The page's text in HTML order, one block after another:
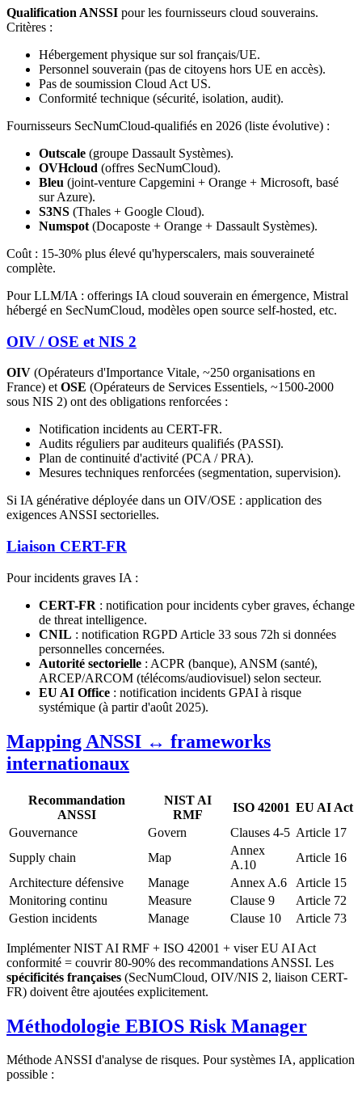
Qualification ANSSI pour les fournisseurs cloud souverains.
Critères :
Hébergement physique sur sol français/UE.
Personnel souverain (pas de citoyens hors UE en accès).
Pas de soumission Cloud Act US.
Conformité technique (sécurité, isolation, audit).
Fournisseurs SecNumCloud-qualifiés en 2026 (liste évolutive) :
Outscale (groupe Dassault Systèmes).
OVHcloud (offres SecNumCloud).
Bleu (joint-venture Capgemini + Orange + Microsoft, basé
sur Azure).
S3NS (Thales + Google Cloud).
Numspot (Docaposte + Orange + Dassault Systèmes).
Coût : 15-30% plus élevé qu'hyperscalers, mais souveraineté
complète.
Pour LLM/IA : offerings IA cloud souverain en émergence, Mistral
hébergé en SecNumCloud, modèles open source self-hosted, etc.
OIV / OSE et NIS 2
OIV (Opérateurs d'Importance Vitale, ~250 organisations en
France) et OSE (Opérateurs de Services Essentiels, ~1500-2000
sous NIS 2) ont des obligations renforcées :
Notification incidents au CERT-FR.
Audits réguliers par auditeurs qualifiés (PASSI).
Plan de continuité d'activité (PCA / PRA).
Mesures techniques renforcées (segmentation, supervision).
Si IA générative déployée dans un OIV/OSE : application des
exigences ANSSI sectorielles.
Liaison CERT-FR
Pour incidents graves IA :
CERT-FR : notification pour incidents cyber graves, échange
de threat intelligence.
CNIL : notification RGPD Article 33 sous 72h si données
personnelles concernées.
Autorité sectorielle : ACPR (banque), ANSM (santé),
ARCEP/ARCOM (télécoms/audiovisuel) selon secteur.
EU AI Office : notification incidents GPAI à risque
systémique (à partir d'août 2025).
Mapping ANSSI ↔ frameworks
internationaux
Recommandation
ANSSI
NIST AI
RMF
ISO 42001 EU AI Act
Gouvernance
Govern Clauses 4-5 Article 17
Supply chain
Map
Annex
A.10
Article 16
Architecture défensive
Manage Annex A.6
Article 15
Monitoring continu
Measure Clause 9
Article 72
Gestion incidents
Manage Clause 10 Article 73
Implémenter NIST AI RMF + ISO 42001 + viser EU AI Act
conformité = couvrir 80-90% des recommandations ANSSI. Les
spécificités françaises (SecNumCloud, OIV/NIS 2, liaison CERT-
FR) doivent être ajoutées explicitement.
Méthodologie EBIOS Risk Manager
Méthode ANSSI d'analyse de risques. Pour systèmes IA, application
possible :